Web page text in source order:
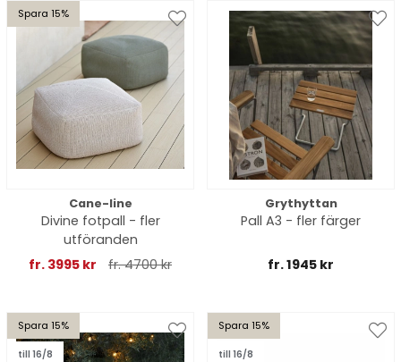
Spara 15%
Cane-line
Divine fotpall - fler
utföranden
fr. 3995 kr
fr. 4700 kr
Grythyttan
Pall A3 - fler färger
fr. 1945 kr
Spara 15%
till 16/8
Spara 15%
till 16/8